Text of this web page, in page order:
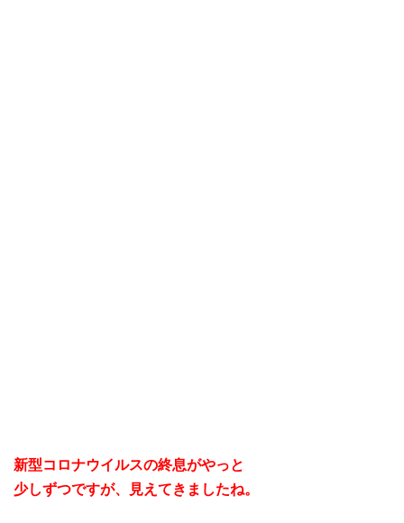
新型コロナウイルスの終息がやっと
少しずつですが、見えてきましたね。